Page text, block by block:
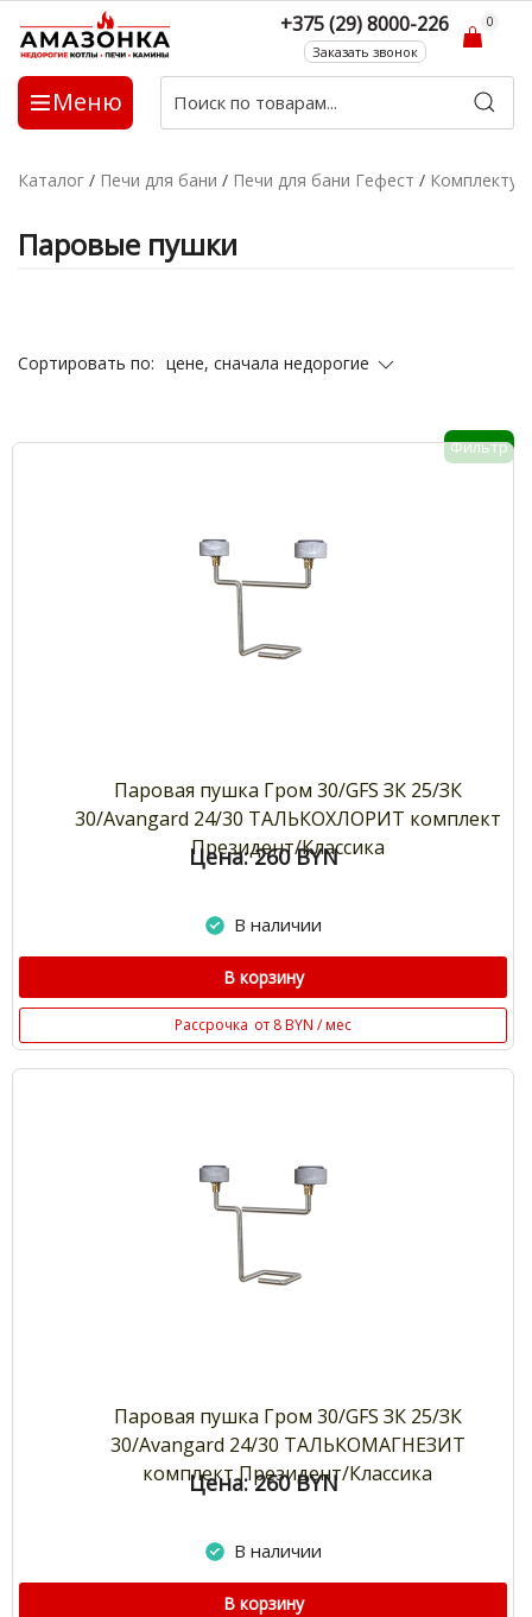
Меню
+375 (29) 8000-226
Заказать звонок
0
Каталог / Печи для бани / Печи для бани Гефест /
Паровые пушки
Сортировать по: цене, сначала недорогие
Фильтр
Паровая пушка Гром 30/GFS ЗК 25/ЗК
30/Avangard 24/30 ТАЛЬКОХЛОРИТ комплект
Президент/Классика
Цена: 260 BYN
В наличии
В корзину
Рассрочка от 8 BYN / мес
Паровая пушка Гром 30/GFS ЗК 25/ЗК
30/Avangard 24/30 ТАЛЬКОМАГНЕЗИТ
комплект Президент/Классика
Цена: 260 BYN
В наличии
В корзину